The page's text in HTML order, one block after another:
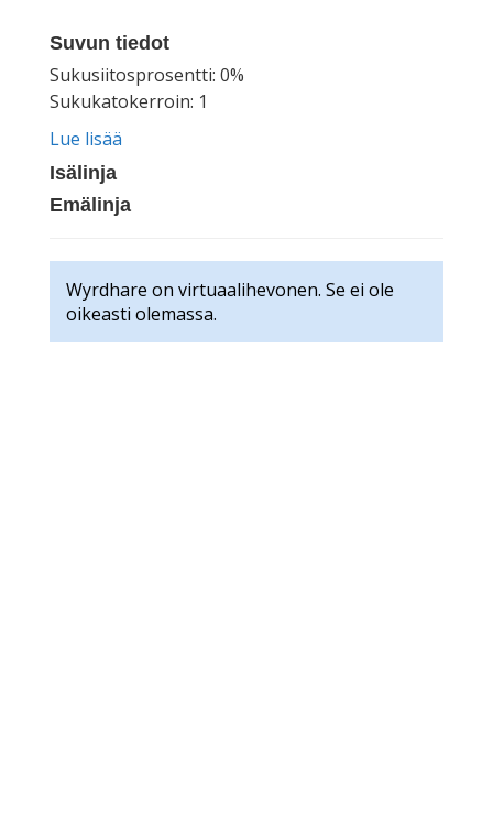
Suvun tiedot
Sukusiitosprosentti: 0%
Sukukatokerroin: 1
Lue lisää
Isälinja
Emälinja
Wyrdhare on virtuaalihevonen. Se ei ole
oikeasti olemassa.